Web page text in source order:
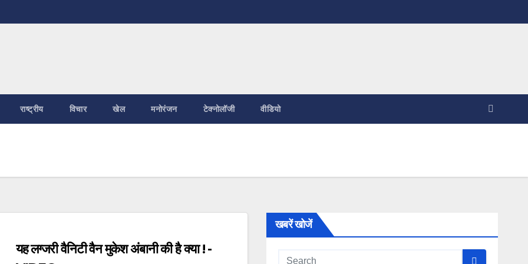
राष्ट्रीय विचार खेल मनोरंजन टेक्नोलॉजी वीडियो
यह लग्जरी वैनिटी वैन मुकेश अंबानी की है क्या ! -
खबरें खोजें